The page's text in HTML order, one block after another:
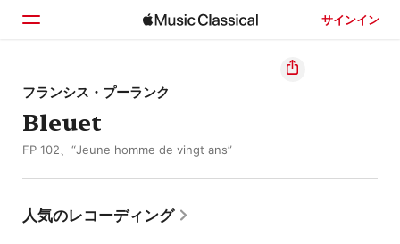
サインイン
ホーム
見つける
フランシス・プーランク
Bleuet
FP 102、“Jeune homme de vingt ans”
人気のレコーディング